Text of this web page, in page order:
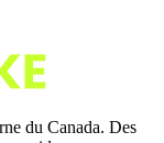
du Canada. Des